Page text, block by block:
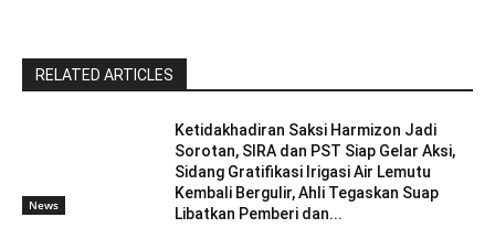
RELATED ARTICLES
News
Ketidakhadiran Saksi Harmizon Jadi
Sorotan, SIRA dan PST Siap Gelar Aksi,
Sidang Gratifikasi Irigasi Air Lemutu
Kembali Bergulir, Ahli Tegaskan Suap
Libatkan Pemberi dan...